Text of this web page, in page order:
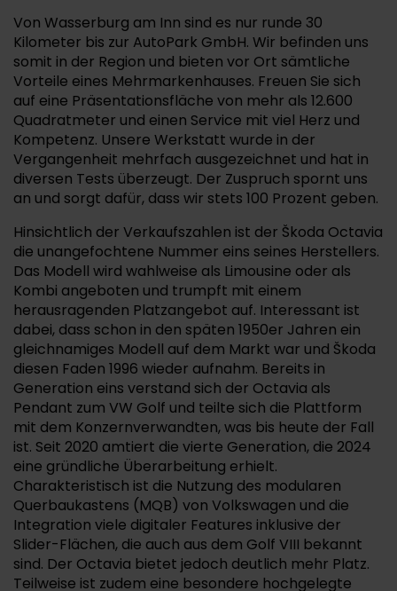
Von Wasserburg am Inn sind es nur runde 30
Kilometer bis zur AutoPark GmbH. Wir befinden uns
somit in der Region und bieten vor Ort sämtliche
Vorteile eines Mehrmarkenhauses. Freuen Sie sich
auf eine Präsentationsfläche von mehr als 12.600
Quadratmeter und einen Service mit viel Herz und
Kompetenz. Unsere Werkstatt wurde in der
Vergangenheit mehrfach ausgezeichnet und hat in
diversen Tests überzeugt. Der Zuspruch spornt uns
an und sorgt dafür, dass wir stets 100 Prozent geben.
Hinsichtlich der Verkaufszahlen ist der Škoda Octavia
die unangefochtene Nummer eins seines Herstellers.
Das Modell wird wahlweise als Limousine oder als
Kombi angeboten und trumpft mit einem
herausragenden Platzangebot auf. Interessant ist
dabei, dass schon in den späten 1950er Jahren ein
gleichnamiges Modell auf dem Markt war und Škoda
diesen Faden 1996 wieder aufnahm. Bereits in
Generation eins verstand sich der Octavia als
Pendant zum VW Golf und teilte sich die Plattform
mit dem Konzernverwandten, was bis heute der Fall
ist. Seit 2020 amtiert die vierte Generation, die 2024
eine gründliche Überarbeitung erhielt.
Charakteristisch ist die Nutzung des modularen
Querbaukastens (MQB) von Volkswagen und die
Integration viele digitaler Features inklusive der
Slider-Flächen, die auch aus dem Golf VIII bekannt
sind. Der Octavia bietet jedoch deutlich mehr Platz.
Teilweise ist zudem eine besondere hochgelegte